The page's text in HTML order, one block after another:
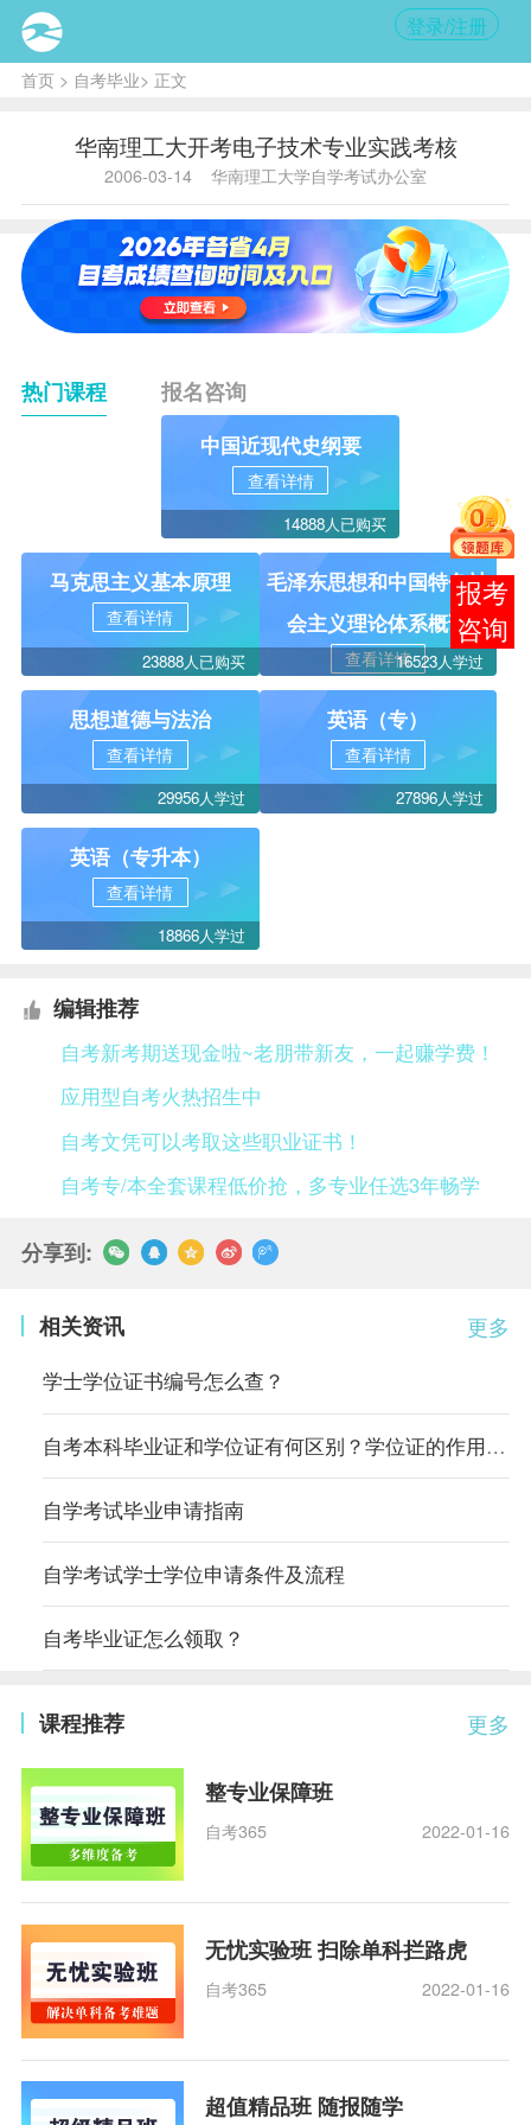
登录/注册
首页> 自考毕业> 正文
华南理工大开考电子技术专业实践考核
2006-03-14 华南理工大学自学考试办公室
热门课程 报名咨询
中国近现代史纲要
查看详情
14888人已购买
马克思主义基本原理
查看详情
23888人已购买
毛泽东思想和中国特色社
会主义理论体系概论
查看详情16523人学过
思想道德与法治
查看详情
29956人学过
英语（专）
查看详情
27896人学过
英语（专升本）
查看详情
18866人学过
编辑推荐
自考新考期送现金啦~老朋带新友，一起赚学费！
应用型自考火热招生中
自考文凭可以考取这些职业证书！
自考专/本全套课程低价抢，多专业任选3年畅学
分享到:
更多
相关资讯
学士学位证书编号怎么查？
自考本科毕业证和学位证有何区别？学位证的作用有哪些？
自学考试毕业申请指南
自学考试学士学位申请条件及流程
自考毕业证怎么领取？
更多
课程推荐
整专业保障班
自考365 2022-01-16
无忧实验班 扫除单科拦路虎
自考365 2022-01-16
超值精品班 随报随学
在线
客服